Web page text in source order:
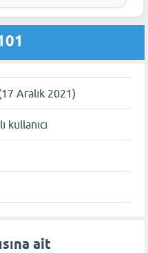
Aralık 2021)
kullanıcı
ait